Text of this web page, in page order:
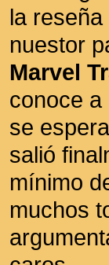
la
nuestor
Marvel
conoce a
se
salió
mínimo
muchos